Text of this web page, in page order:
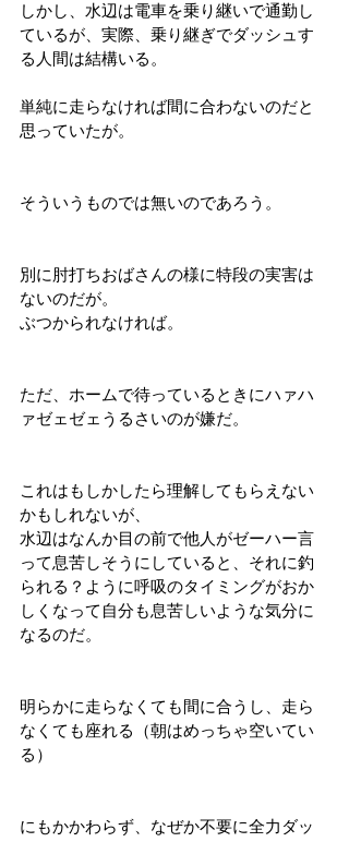
しかし、水辺は電車を乗り継いで通勤し
ているが、実際、乗り継ぎでダッシュす
る人間は結構いる。
単純に走らなければ間に合わないのだと
思っていたが。
そういうものでは無いのであろう。
別に肘打ちおばさんの様に特段の実害は
ないのだが。
ぶつかられなければ。
ただ、ホームで待っているときにハァハ
ァゼェゼェうるさいのが嫌だ。
これはもしかしたら理解してもらえない
かもしれないが、
水辺はなんか目の前で他人がゼーハー言
って息苦しそうにしていると、それに釣
られる？ように呼吸のタイミングがおか
しくなって自分も息苦しいような気分に
なるのだ。
明らかに走らなくても間に合うし、走ら
なくても座れる（朝はめっちゃ空いてい
る）
にもかかわらず、なぜか不要に全力ダッ